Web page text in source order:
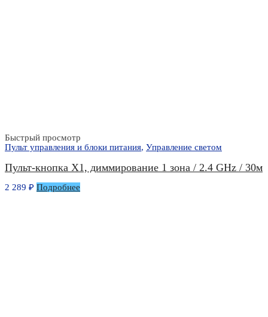
Быстрый просмотр
Пульт управления и блоки питания, Управление светом
Пульт-кнопка X1, диммирование 1 зона / 2.4 GHz / 30м
2 289 ₽ Подробнее